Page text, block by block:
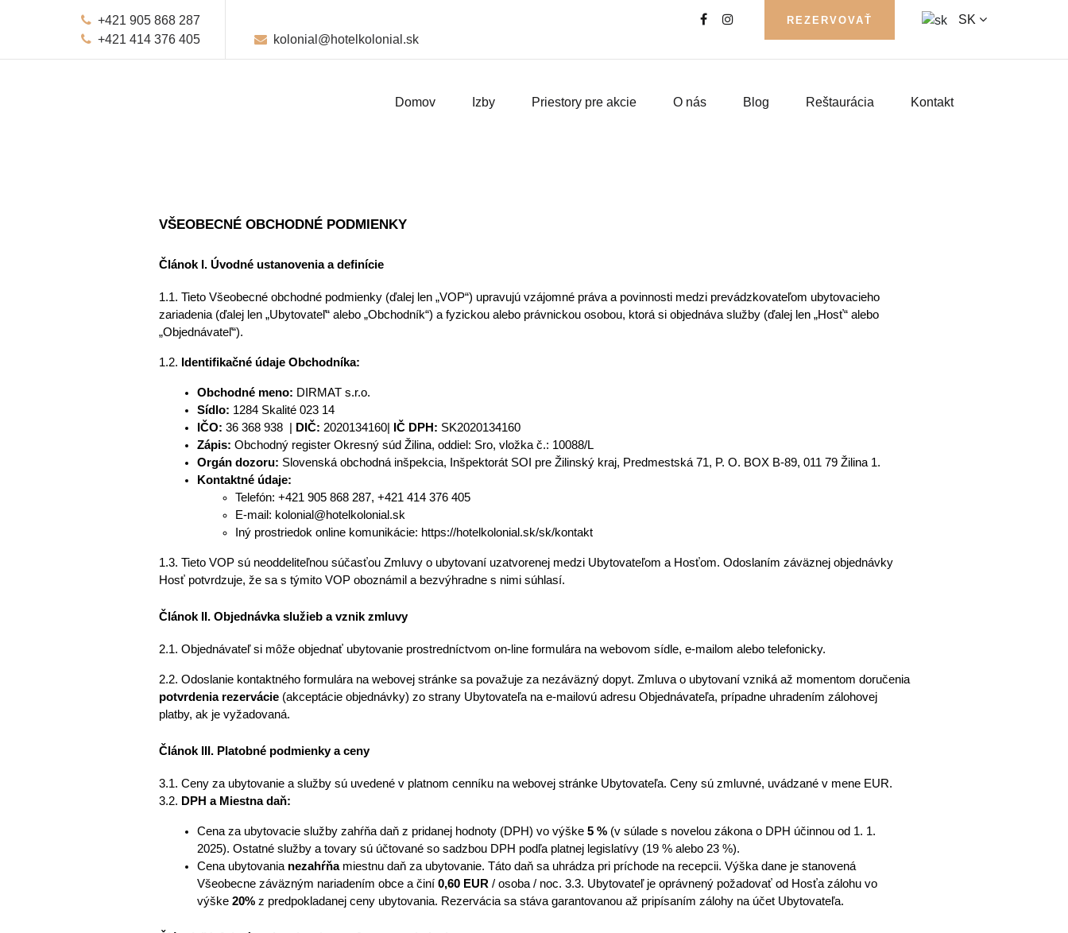
+421 905 868 287
+421 414 376 405
kolonial@hotelkolonial.sk
REZERVOVAŤ SK
Domov Izby Priestory pre akcie O nás Blog Reštaurácia Kontakt
VŠEOBECNÉ OBCHODNÉ PODMIENKY
Článok I. Úvodné ustanovenia a definície
1.1. Tieto Všeobecné obchodné podmienky (ďalej len „VOP“) upravujú vzájomné práva a povinnosti medzi prevádzkovateľom ubytovacieho
zariadenia (ďalej len „Ubytovateľ“ alebo „Obchodník“) a fyzickou alebo právnickou osobou, ktorá si objednáva služby (ďalej len „Hosť“ alebo
„Objednávateľ“).
1.2. Identifikačné údaje Obchodníka:
Obchodné meno: DIRMAT s.r.o.
Sídlo: 1284 Skalité 023 14
IČO: 36 368 938 DIČ: 2020134160| IČ DPH: SK2020134160
Zápis: Obchodný register Okresný súd Žilina, oddiel: Sro, vložka č.: 10088/L
Orgán dozoru: Slovenská obchodná inšpekcia, Inšpektorát SOI pre Žilinský kraj, Predmestská 71, P. O. BOX B-89, 011 79 Žilina 1.
Kontaktné údaje:
Telefón: +421 905 868 287, +421 414 376 405
E-mail: kolonial@hotelkolonial.sk
Iný prostriedok online komunikácie: https://hotelkolonial.sk/sk/kontakt
1.3. Tieto VOP sú neoddeliteľnou súčasťou Zmluvy o ubytovaní uzatvorenej medzi Ubytovateľom a Hosťom. Odoslaním záväznej objednávky
Hosť potvrdzuje, že sa s týmito VOP oboznámil a bezvýhradne s nimi súhlasí.
Článok II. Objednávka služieb a vznik zmluvy
2.1. Objednávateľ si môže objednať ubytovanie prostredníctvom on-line formulára na webovom sídle, e-mailom alebo telefonicky.
2.2. Odoslanie kontaktného formulára na webovej stránke sa považuje za nezáväzný dopyt. Zmluva o ubytovaní vzniká až momentom doručenia
potvrdenia rezervácie (akceptácie objednávky) zo strany Ubytovateľa na e-mailovú adresu Objednávateľa, prípadne uhradením zálohovej
platby, ak je vyžadovaná.
Článok III. Platobné podmienky a ceny
3.1. Ceny za ubytovanie a služby sú uvedené v platnom cenníku na webovej stránke Ubytovateľa. Ceny sú zmluvné, uvádzané v mene EUR.
3.2. DPH a Miestna daň:
Cena za ubytovacie služby zahŕňa daň z pridanej hodnoty (DPH) vo výške 5 % (v súlade s novelou zákona o DPH účinnou od 1. 1.
2025). Ostatné služby a tovary sú účtované so sadzbou DPH podľa platnej legislatívy (19 % alebo 23 %).
Cena ubytovania nezahŕňa miestnu daň za ubytovanie. Táto daň sa uhrádza pri príchode na recepcii. Výška dane je stanovená
Všeobecne záväzným nariadením obce a činí 0,60 EUR / osoba / noc. 3.3. Ubytovateľ je oprávnený požadovať od Hosťa zálohu vo
výške 20% z predpokladanej ceny ubytovania. Rezervácia sa stáva garantovanou až pripísaním zálohy na účet Ubytovateľa.